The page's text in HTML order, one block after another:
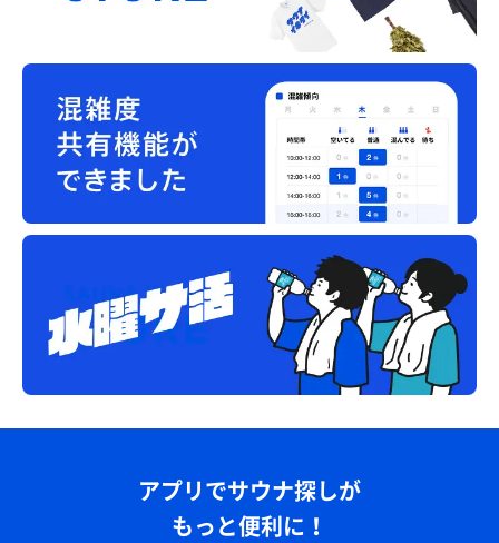
アプリでサウナ探しが
もっと便利に！